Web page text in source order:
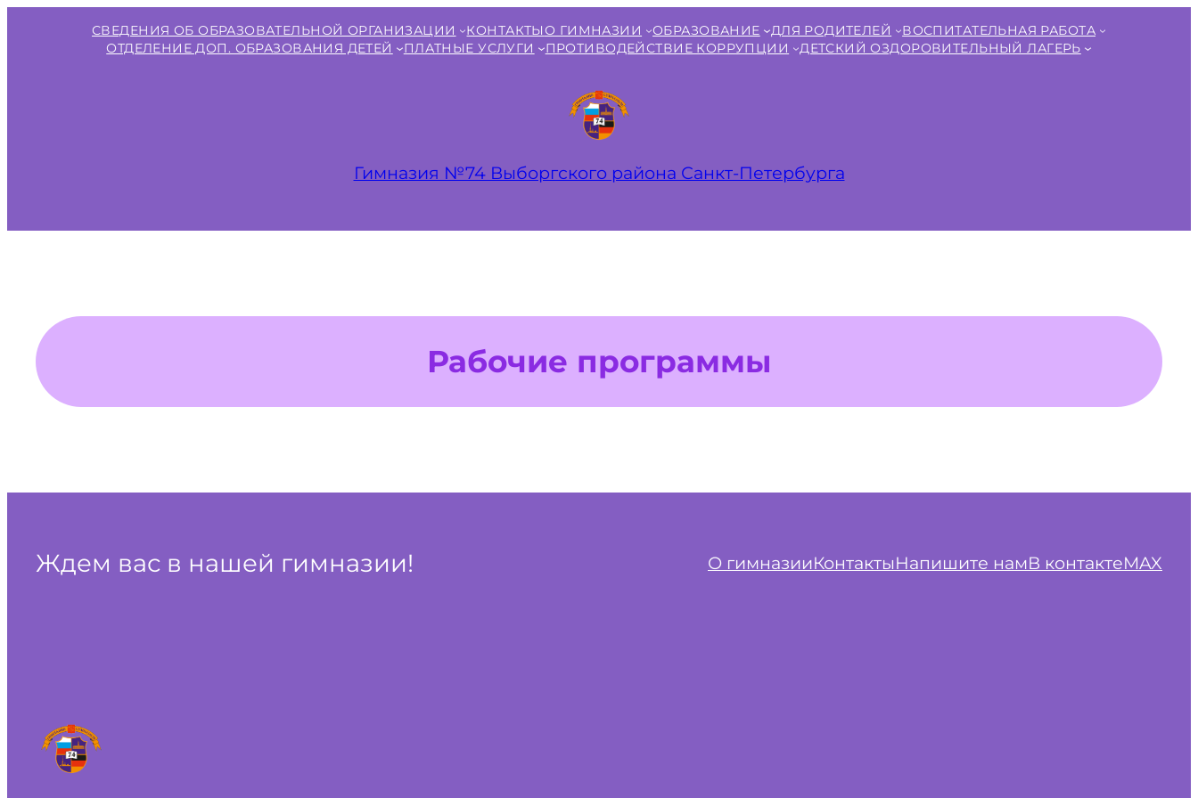
СВЕДЕНИЯ ОБ ОБРАЗОВАТЕЛЬНОЙ ОРГАНИЗАЦИИ КОНТАКТЫО ГИМНАЗИИ ОБРАЗОВАНИЕ ДЛЯ РОДИТЕЛЕЙ
ВОСПИТАТЕЛЬНАЯ РАБОТА
ОТДЕЛЕНИЕ ДОП. ОБРАЗОВАНИЯ ДЕТЕЙ
ПЛАТНЫЕ УСЛУГИ ПРОТИВОДЕЙСТВИЕ КОРРУПЦИИ ДЕТСКИЙ ОЗДОРОВИТЕЛЬНЫЙ ЛАГЕРЬ
Гимназия №74 Выборгского района Санкт‑Петербурга
Рабочие программы
Ждем вас в нашей гимназии! О гимназииКонтактыНапишите намВ контактеMAX